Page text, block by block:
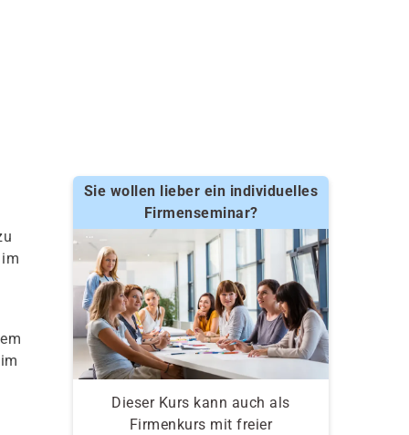
Sie wollen lieber ein individuelles
Firmenseminar?
Dieser Kurs kann auch als
Firmenkurs mit freier